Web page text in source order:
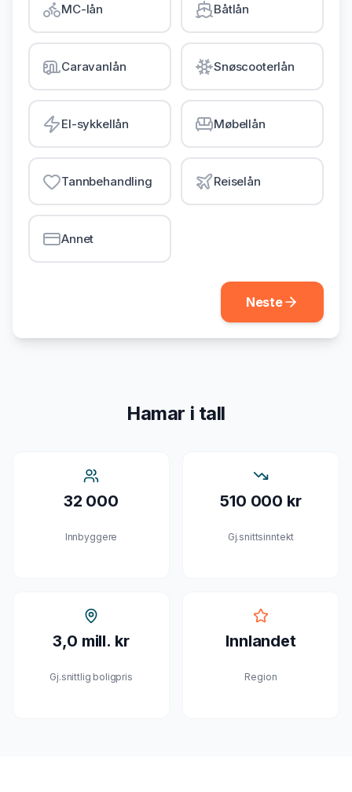
Gjeldsordning
Inkassohjelp
LÅN & KREDITT
Smålån
Lån uten sikkerhet
Kredittkort
Lån på dagen
MC-lån Båtlån
Caravanlån Snøscooterlån
El-sykkellån Møbellån
Tannbehandling Reiselån
Annet
Neste
Hamar i tall
32 000
Innbyggere
510 000 kr
Gj.snittsinntekt
3,0 mill. kr
Gj.snittlig boligpris
Innlandet
Region